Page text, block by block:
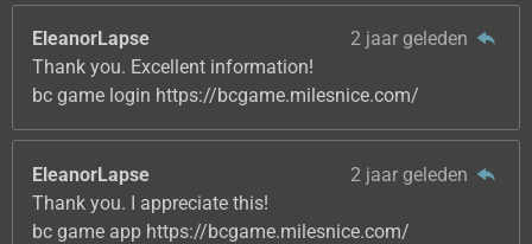
EleanorLapse
2 jaar geleden
Thank you. Excellent information!
bc game login https://bcgame.milesnice.com/
EleanorLapse
2 jaar geleden
Thank you. I appreciate this!
bc game app https://bcgame.milesnice.com/